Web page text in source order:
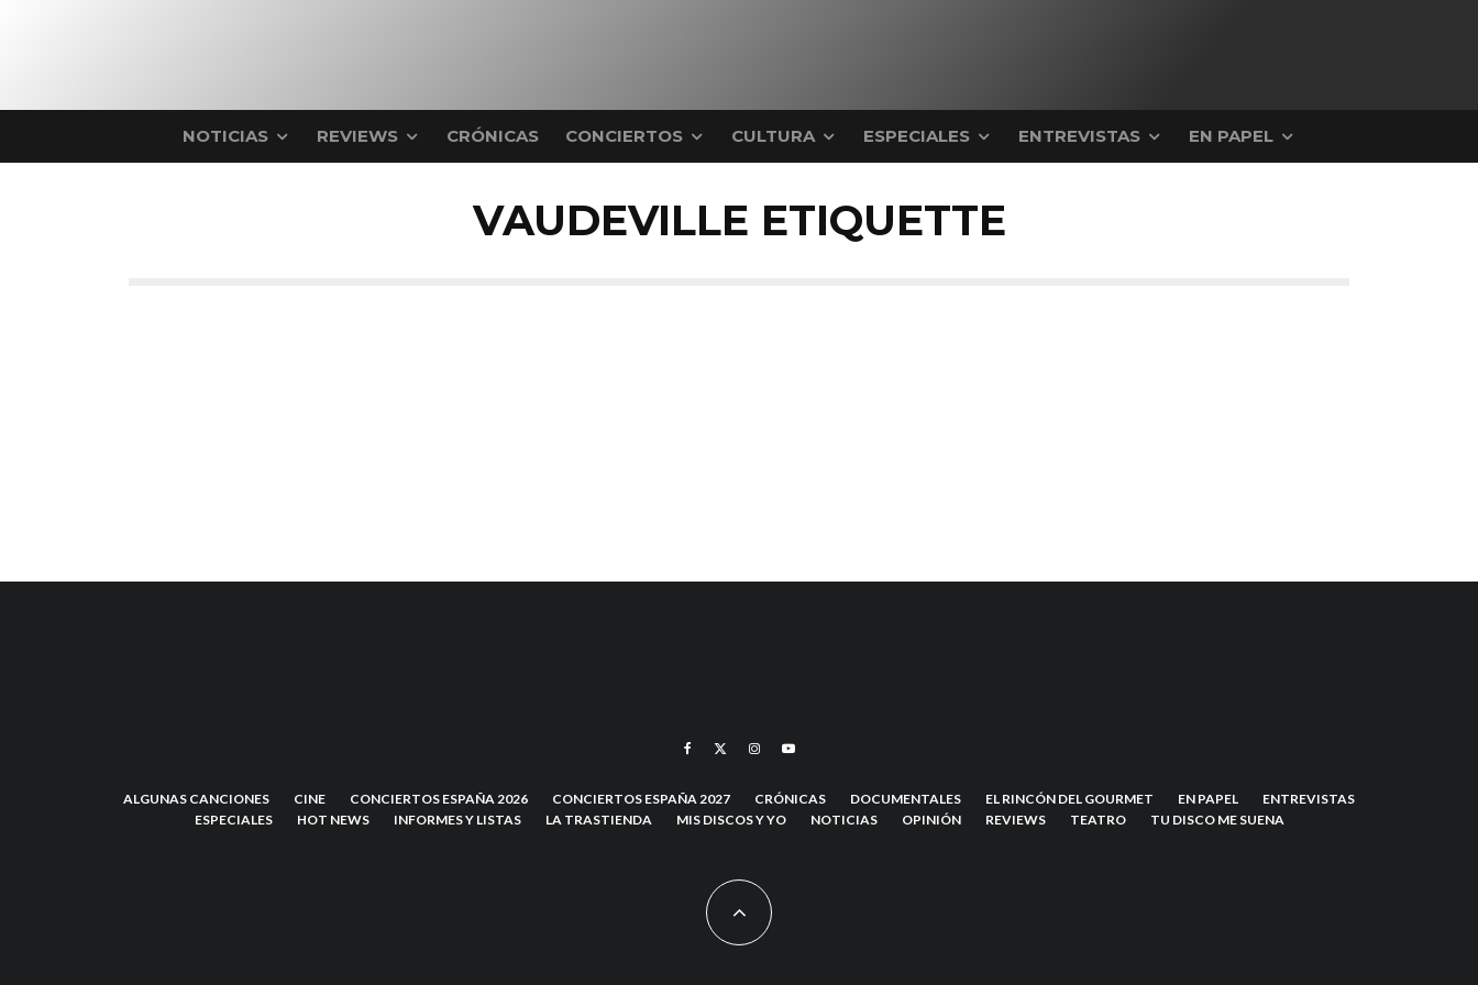
NOTICIAS REVIEWS CRÓNICAS CONCIERTOS CULTURA ESPECIALES ENTREVISTAS EN PAPEL
VAUDEVILLE ETIQUETTE
ALGUNAS CANCIONES CINE CONCIERTOS ESPAÑA 2026 CONCIERTOS ESPAÑA 2027 CRÓNICAS DOCUMENTALES EL RINCÓN DEL GOURMET EN PAPEL
ENTREVISTAS
ESPECIALES
HOT NEWS INFORMES Y LISTAS LA TRASTIENDA MIS DISCOS Y YO NOTICIAS OPINIÓN REVIEWS TEATRO TU DISCO ME SUENA